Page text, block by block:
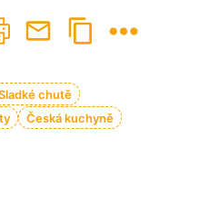
chutě
Česká kuchyně